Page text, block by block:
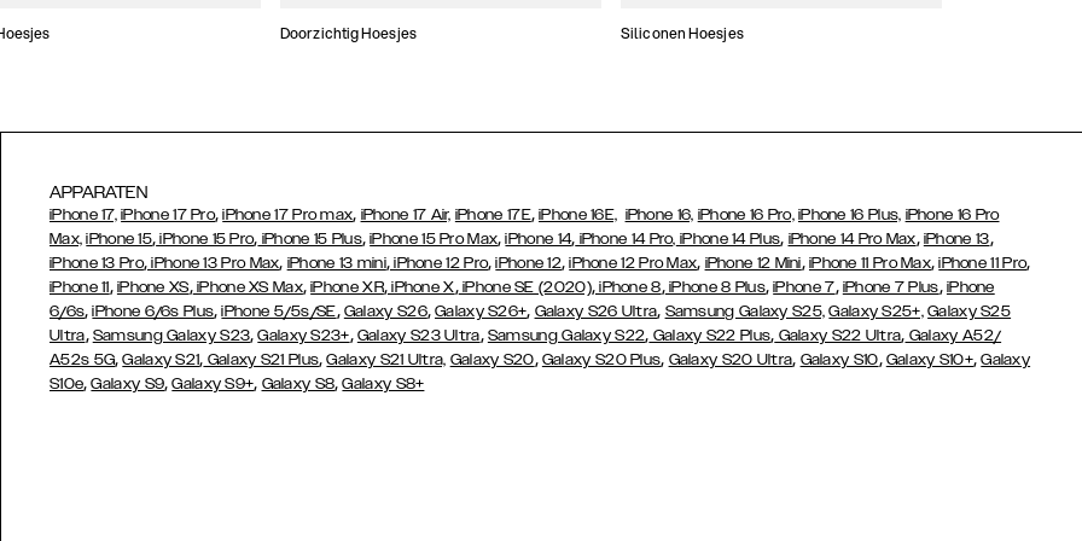
Doorzichtig Hoesjes Siliconen Hoesjes
APPARATEN
iPhone 17, iPhone 17 Pro,iPhone 17 Pro max, iPhone 17 Air, iPhone 17E,iPhone 16E, iPhone 16, iPhone 16 Pro, iPhone 16 Plus, iPhone 16 Pro
Max, iPhone 15, iPhone 15 Pro, iPhone 15 Plus,iPhone 15 Pro Max,iPhone 14, iPhone 14 Pro, iPhone 14 Plus, iPhone 14 Pro Max, iPhone 13,
iPhone 13 Pro, iPhone 13 Pro Max, iPhone 13 mini,iPhone 12 Pro,iPhone 12,iPhone 12 Pro Max, iPhone 12 Mini, iPhone 11 Pro Max,iPhone 11 Pro,
iPhone 11, iPhone XS,iPhone XS Max,iPhone XR,iPhone X,iPhone SE (2020),iPhone 8,iPhone 8 Plus,iPhone 7, iPhone 7 Plus, iPhone
6/6s,iPhone 6/6s Plus,iPhone 5/5s/SE, Galaxy S26,Galaxy S26+, Galaxy S26 Ultra, Samsung Galaxy S25, Galaxy S25+, Galaxy S25
Ultra, Samsung Galaxy S23,Galaxy S23+, Galaxy S23 Ultra, Samsung Galaxy S22, Galaxy S22 Plus, Galaxy S22 Ultra, Galaxy A52/
A52s 5G,Galaxy S21, Galaxy S21 Plus,Galaxy S21 Ultra, Galaxy S20, Galaxy S20 Plus, Galaxy S20 Ultra, Galaxy S10, Galaxy S10+,Galaxy
S10e,Galaxy S9,Galaxy S9+, Galaxy S8,Galaxy S8+